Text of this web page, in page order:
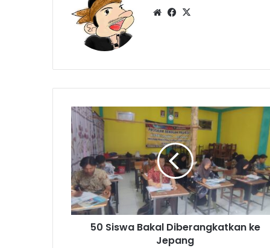
WebsiteFacebook
50
Siswa
Bakal
Diberangkatkan
ke
Jepang
50 Siswa Bakal Diberangkatkan ke
Jepang